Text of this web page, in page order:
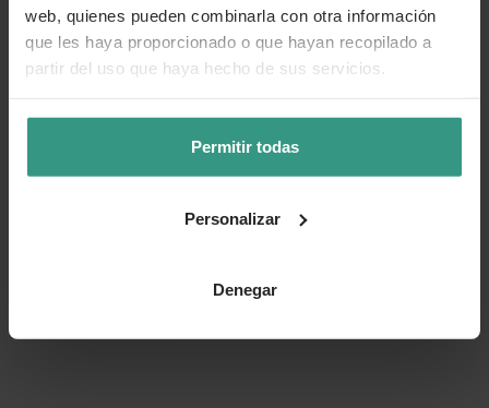
web, quienes pueden combinarla con otra información
que les haya proporcionado o que hayan recopilado a
partir del uso que haya hecho de sus servicios.
Permitir todas
Personalizar
Denegar
Número de artículo: 11149044
¿Te ha resultado útil la información de este producto?
👍 Sí 😐 Más o menos 👎 No